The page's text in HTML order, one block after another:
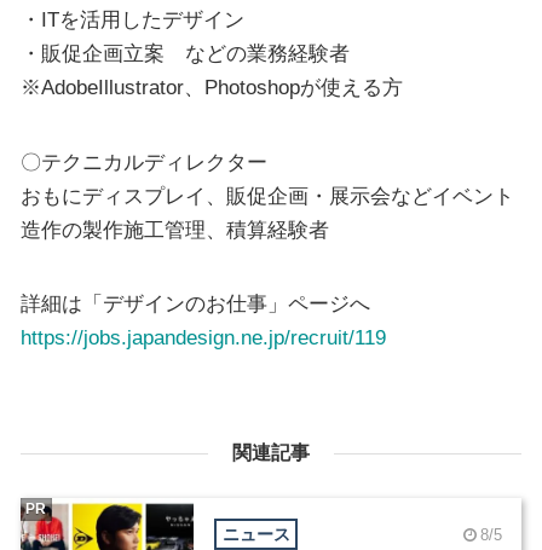
・ITを活用したデザイン
・販促企画立案 などの業務経験者
※AdobeIllustrator、Photoshopが使える方
〇テクニカルディレクター
おもにディスプレイ、販促企画・展示会などイベント
造作の製作施工管理、積算経験者
詳細は「デザインのお仕事」ページへ
https://jobs.japandesign.ne.jp/recruit/119
関連記事
ニュース 8/5
PR